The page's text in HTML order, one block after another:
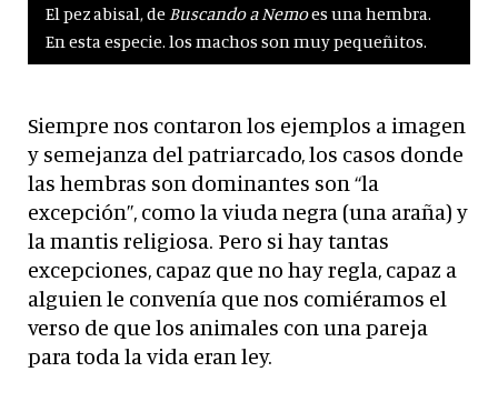
El pez abisal, de Buscando a Nemoes una hembra.
En esta especie. los machos son muy pequeñitos.
Siempre nos contaron los ejemplos a imagen
y semejanza del patriarcado, los casos donde
las hembras son dominantes son “la
excepción”, como la viuda negra (una araña) y
la mantis religiosa. Pero si hay tantas
excepciones, capaz que no hay regla, capaz a
alguien le convenía que nos comiéramos el
verso de que los animales con una pareja
para toda la vida eran ley.